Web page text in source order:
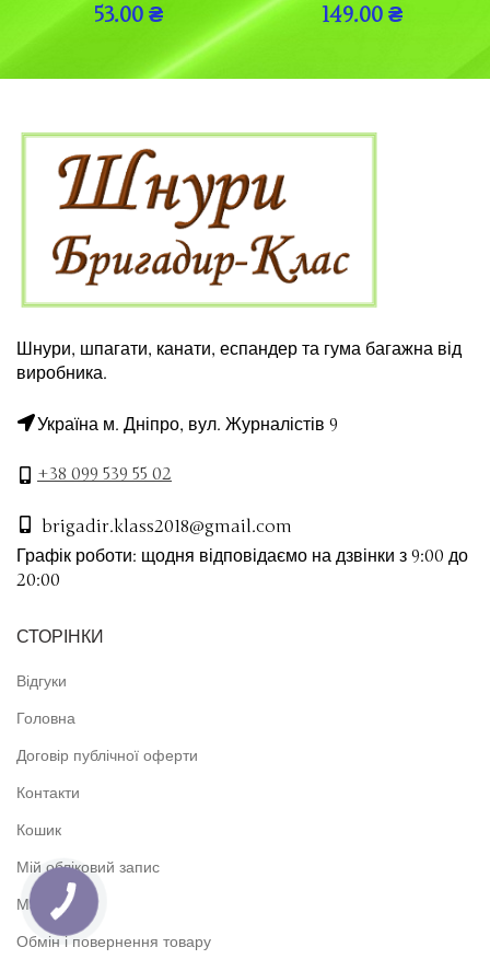
53.00 ₴ 149.00 ₴
Шнури, шпагати, канати, еспандер та гума багажна від
виробника.
Україна м. Дніпро, вул. Журналістів 9
+38 099 539 55 02
brigadir.klass2018@gmail.com
Графік роботи: щодня відповідаємо на дзвінки з 9:00 до
20:00
СТОРІНКИ
Відгуки
Головна
Договір публічної оферти
Контакти
Кошик
Мій обліковий запис
Магазин
Обмін і повернення товару